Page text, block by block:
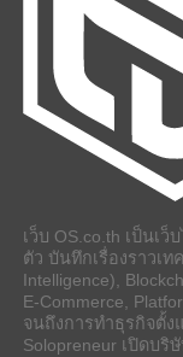
เว็บ OS.co.th เป็นเ
ตัว บันทึกเรื่องราวเท
Intelligence),
E-Commerce,
จนถึงการทำธุรกิจตั้ง
Solopreneur เปิดบริ